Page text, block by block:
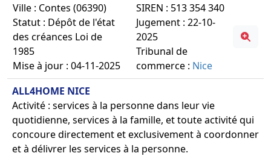
Ville : Contes (06390)
Statut : Dépôt de l'état
des créances Loi de
1985
Mise à jour : 04-11-2025
SIREN : 513 354 340
Jugement : 22-10-
2025
Tribunal de
commerce : Nice
ALL4HOME NICE
Activité : services à la personne dans leur vie
quotidienne, services à la famille, et toute activité qui
concoure directement et exclusivement à coordonner
et à délivrer les services à la personne.